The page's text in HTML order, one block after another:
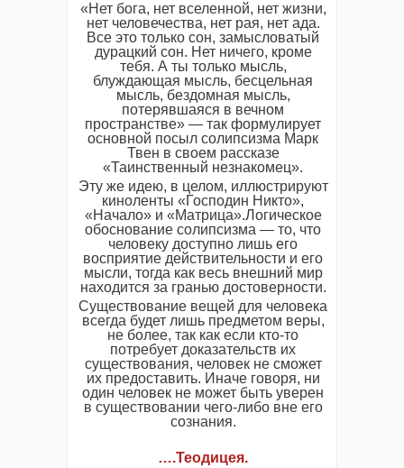
«Нет бога, нет вселенной, нет жизни,
нет человечества, нет рая, нет ада.
Все это только сон, замысловатый
дурацкий сон. Нет ничего, кроме
тебя. А ты только мысль,
блуждающая мысль, бесцельная
мысль, бездомная мысль,
потерявшаяся в вечном
пространстве» — так формулирует
основной посыл солипсизма Марк
Твен в своем рассказе
«Таинственный незнакомец».
Эту же идею, в целом, иллюстрируют
киноленты «Господин Никто»,
«Начало» и «Матрица».Логическое
обоснование солипсизма — то, что
человеку доступно лишь его
восприятие действительности и его
мысли, тогда как весь внешний мир
находится за гранью достоверности.
Существование вещей для человека
всегда будет лишь предметом веры,
не более, так как если кто-то
потребует доказательств их
существования, человек не сможет
их предоставить. Иначе говоря, ни
один человек не может быть уверен
в существовании чего-либо вне его
сознания.
….Теодицея.